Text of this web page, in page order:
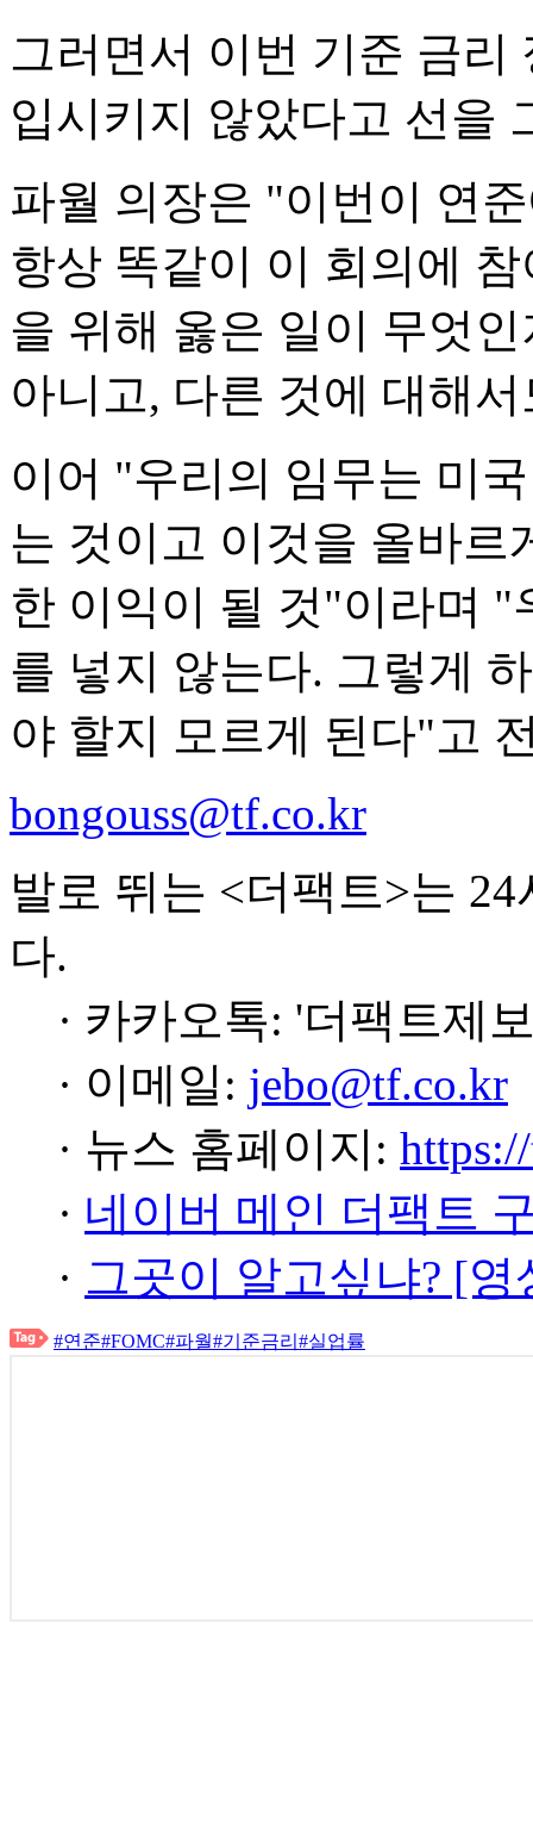
그러면서 이번 기준 금리
입시키지 않았다고 선을
파월 의장은 "이번이 연
항상 똑같이 이 회의에
을 위해 옳은 일이 무엇
아니고, 다른 것에 대해
이어 "우리의 임무는 미
는 것이고 이것을 올바르
한 이익이 될 것"이라며
를 넣지 않는다. 그렇게
야 할지 모르게 된다"고
bongouss@tf.co.kr
발로 뛰는 <더팩트>는
다.
· 카카오톡: '더팩트제
· 이메일: jebo@tf.co.kr
· 뉴스 홈페이지:
· 네이버 메인 더팩트
· 그곳이 알고싶냐? [
#연준#FOMC#파월#기준금리 #실업률